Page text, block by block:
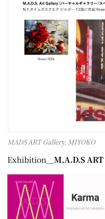
MADS ART Gallery, MIYOKO
Exhibition＿ M.A.D.S